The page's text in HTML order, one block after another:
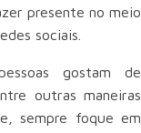
presente no meio
sociais.
gostam de
outras maneiras
sempre foque em